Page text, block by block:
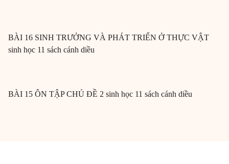
BÀI 16 SINH TRƯỞNG VÀ PHÁT TRIỂN Ở THỰC VẬT
sinh học 11 sách cánh diều
BÀI 15 ÔN TẬP CHỦ ĐỀ 2 sinh học 11 sách cánh diều